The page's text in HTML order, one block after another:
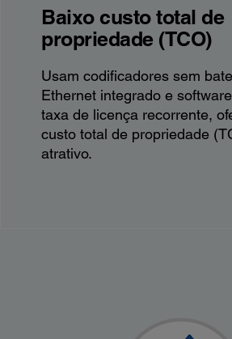
Baixo custo total de
propriedade (TCO)
Usam codificadores sem
Ethernet integrado e
taxa de licença recorrente,
custo total de propriedade
atrativo.